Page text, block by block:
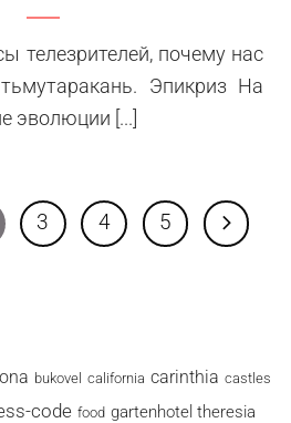
телезрителей, почему нас
Эпикриз На
эволюции [...]
3 4 5
bukovel california carinthia castles
code food gartenhotel theresia